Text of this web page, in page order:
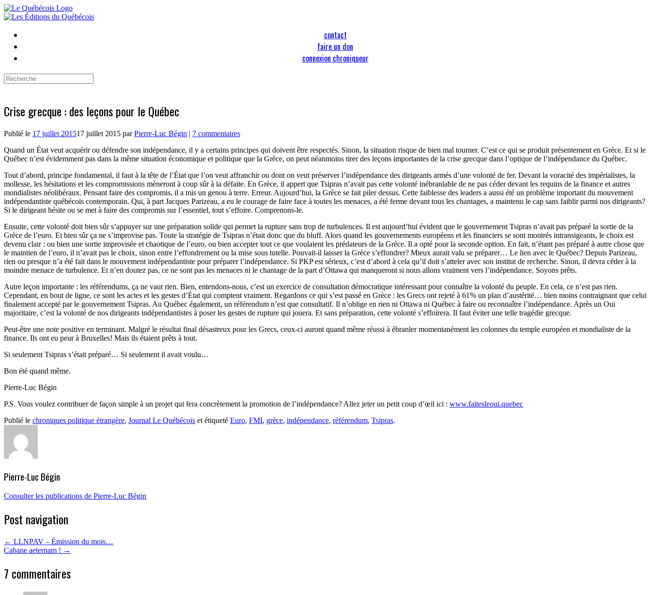
Skip
to
contact
faire un don
connexion chroniqueur
Search
Crise grecque : des leçons pour le Québec
Publié le 17 juillet 201517 juillet 2015 parPierre-Luc Bégin | 7 commentaires
Quand un État veut acquérir ou défendre son indépendance, il y a certains principes qui doivent être respectés. Sinon, la situation risque de bien mal tourner. C’est ce qui se produit présentement en Grèce. Et si le
Québec n’est évidemment pas dans la même situation économique et politique que la Grèce, on peut néanmoins tirer des leçons importantes de la crise grecque dans l’optique de l’indépendance du Québec.
Tout d’abord, principe fondamental, il faut à la tête de l’État que l’on veut affranchir ou dont on veut préserver l’indépendance des dirigeants armés d’une volonté de fer. Devant la voracité des impérialistes, la
mollesse, les hésitations et les compromissions mèneront à coup sûr à la défaite. En Grèce, il appert que Tsipras n’avait pas cette volonté inébranlable de ne pas céder devant les requins de la finance et autres
mondialistes néolibéraux. Pensant faire des compromis, il a mis un genou à terre. Erreur. Aujourd’hui, la Grèce se fait piler dessus. Cette faiblesse des leaders a aussi été un problème important du mouvement
indépendantiste québécois contemporain. Qui, à part Jacques Parizeau, a eu le courage de faire face à toutes les menaces, a été ferme devant tous les chantages, a maintenu le cap sans faiblir parmi nos dirigeants?
Si le dirigeant hésite ou se met à faire des compromis sur l’essentiel, tout s’effoire. Comprenons-le.
Ensuite, cette volonté doit bien sûr s’appuyer sur une préparation solide qui permet la rupture sans trop de turbulences. Il est aujourd’hui évident que le gouvernement Tsipras n’avait pas préparé la sortie de la
Grèce de l’euro. Et bien sûr ça ne s’improvise pas. Toute la stratégie de Tsipras n’était donc que du bluff. Alors quand les gouvernements européens et les financiers se sont montrés intransigeants, le choix est
devenu clair : ou bien une sortie improvisée et chaotique de l’euro, ou bien accepter tout ce que voulaient les prédateurs de la Grèce. Il a opté pour la seconde option. En fait, n’étant pas préparé à autre chose que
le maintien de l’euro, il n’avait pas le choix, sinon entre l’effondrement ou la mise sous tutelle. Pouvait-il laisser la Grèce s’effondrer? Mieux aurait valu se préparer… Le lien avec le Québec? Depuis Parizeau,
rien ou presque n’a été fait dans le mouvement indépendantiste pour préparer l’indépendance. Si PKP est sérieux, c’est d’abord à cela qu’il doit s’atteler avec son institut de recherche. Sinon, il devra céder à la
moindre menace de turbulence. Et n’en doutez pas, ce ne sont pas les menaces ni le chantage de la part d’Ottawa qui manqueront si nous allons vraiment vers l’indépendance. Soyons prêts.
Autre leçon importante : les référendums, ça ne vaut rien. Bien, entendons-nous, c’est un exercice de consultation démocratique intéressant pour connaître la volonté du peuple. En cela, ce n’est pas rien.
Cependant, en bout de ligne, ce sont les actes et les gestes d’État qui comptent vraiment. Regardons ce qui s’est passé en Grèce : les Grecs ont rejeté à 61% un plan d’austérité… bien moins contraignant que celui
finalement accepté par le gouvernement Tsipras. Au Québec également, un référendum n’est que consultatif. Il n’oblige en rien ni Ottawa ni Québec à faire ou reconnaître l’indépendance. Après un Oui
majoritaire, c’est la volonté de nos dirigeants indépendantistes à poser les gestes de rupture qui jouera. Et sans préparation, cette volonté s’effoirera. Il faut éviter une telle tragédie grecque.
Peut-être une note positive en terminant. Malgré le résultat final désastreux pour les Grecs, ceux-ci auront quand même réussi à ébranler momentanément les colonnes du temple européen et mondialiste de la
finance. Ils ont eu peur à Bruxelles! Mais ils étaient prêts à tout.
Si seulement Tsipras s’était préparé… Si seulement il avait voulu…
Bon été quand même.
Pierre-Luc Bégin
P.S. Vous voulez contribuer de façon simple à un projet qui fera concrètement la promotion de l’indépendance? Allez jeter un petit coup d’œil ici : www.faitesleoui.quebec
Publié le chroniques politique étrangère, Journal Le Québécois et étiqueté Euro, FMI, grèce, indépendance, référendum, Tsipras.
Pierre-Luc Bégin
Consulter les publications de Pierre-Luc Bégin
Post navigation
← LLNPAV – Émission du mois…
Cabane aeternam ! →
7 commentaires